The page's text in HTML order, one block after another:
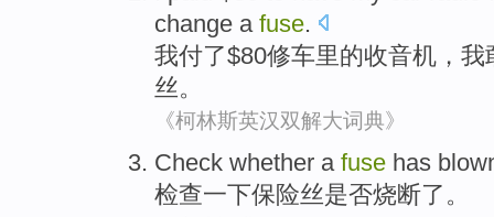
change a fuse.
我付了$80修车里的收音机 ，我
丝。
《柯林斯英汉双解大词典》
Check whether a fuse has
检查一下保险丝是否烧断了。